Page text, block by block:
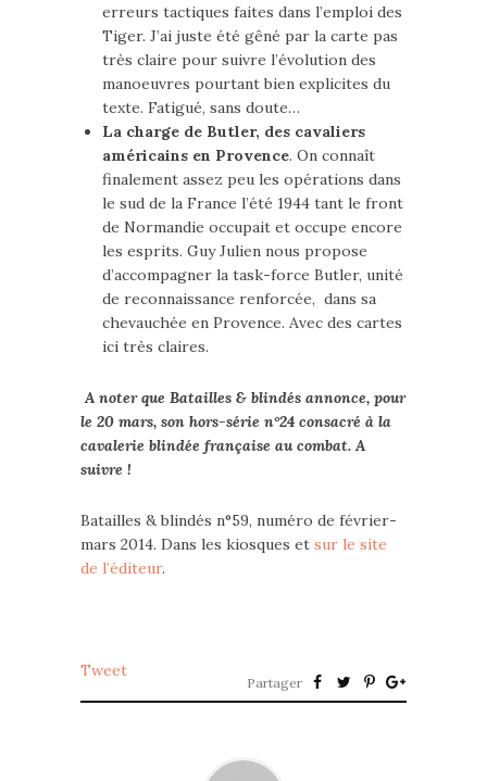
erreurs tactiques faites dans l’emploi des
Tiger. J’ai juste été gêné par la carte pas
très claire pour suivre l’évolution des
manoeuvres pourtant bien explicites du
texte. Fatigué, sans doute…
La charge de Butler, des cavaliers
américains en Provence. On connaît
finalement assez peu les opérations dans
le sud de la France l’été 1944 tant le front
de Normandie occupait et occupe encore
les esprits. Guy Julien nous propose
d’accompagner la task-force Butler, unité
de reconnaissance renforcée, dans sa
chevauchée en Provence. Avec des cartes
ici très claires.
A noter que Batailles & blindés annonce, pour
le 20 mars, son hors-série n°24 consacré à la
cavalerie blindée française au combat. A
suivre !
Batailles & blindés n°59, numéro de février-
mars 2014. Dans les kiosques et sur le site
de l’éditeur.
Tweet
Partager